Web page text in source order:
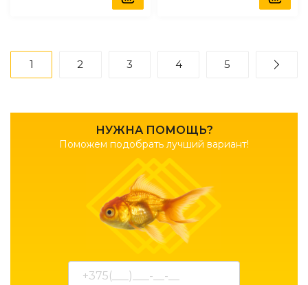
НУЖНА ПОМОЩЬ?
Поможем подобрать лучший вариант!
1 2 3 4 5